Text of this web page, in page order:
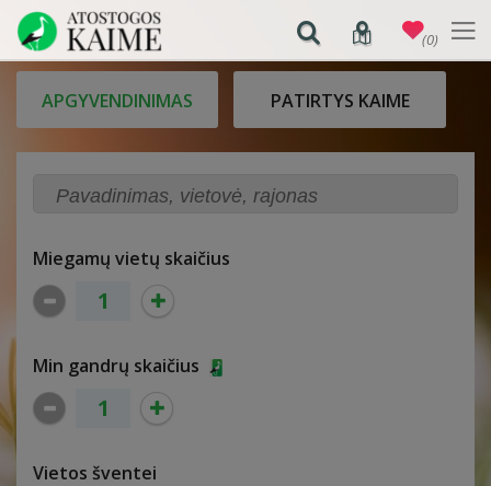
APGYVENDINIMAS PATIRTYS KAIME
Miegamų vietų skaičius
Min gandrų skaičius
Vietos šventei
(0)